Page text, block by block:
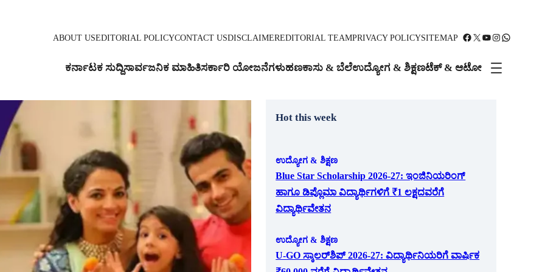
ABOUT USEDITORIAL POLICYCONTACT USDISCLAIMEREDITORIAL TEAMPRIVACY POLICYSITEMAP Facebook X YouTube Instagram WhatsApp
ಕರ್ನಾಟಕ ಸುದ್ದಿಸಾರ್ವಜನಿಕ ಮಾಹಿತಿಸರ್ಕಾರಿ ಯೋಜನೆಗಳುಹಣಕಾಸು & ಬೆಲೆಉದ್ಯೋಗ & ಶಿಕ್ಷಣಟೆಕ್ & ಆಟೋ
Hot this week
ಉದ್ಯೋಗ & ಶಿಕ್ಷಣ
Blue Star Scholarship 2026-27: ಇಂಜಿನಿಯರಿಂಗ್
ಹಾಗೂ ಡಿಪ್ಲೊಮಾ ವಿದ್ಯಾರ್ಥಿಗಳಿಗೆ ₹1 ಲಕ್ಷದವರೆಗೆ
ವಿದ್ಯಾರ್ಥಿವೇತನ
ಉದ್ಯೋಗ & ಶಿಕ್ಷಣ
U-GO ಸ್ಕಾಲರ್‌ಶಿಪ್ 2026-27: ವಿದ್ಯಾರ್ಥಿನಿಯರಿಗೆ ವಾರ್ಷಿಕ